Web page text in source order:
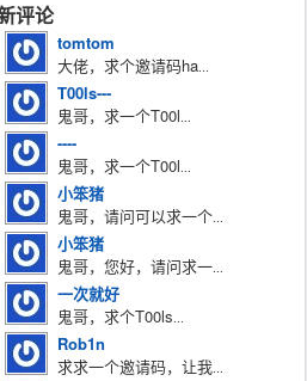
评论
tomtom
大佬，求个邀请码ha...
T00ls---
鬼哥，求一个T00l...
----
鬼哥，求一个T00l...
小笨猪
鬼哥，请问可以求一个...
小笨猪
鬼哥，您好，请问求一...
一次就好
鬼哥，求个T00ls...
Rob1n
求求一个邀请码，让我...